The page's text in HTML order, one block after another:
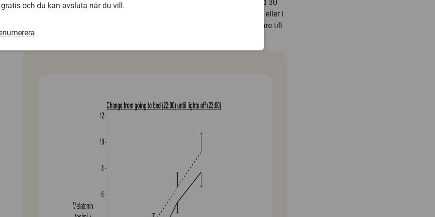
­ – Användningen av tyngtäcke ökade halten av melatonin i saliven med 30
procent. Dock såg vi inga skillnader i nivåerna av oxytocin eller kortisol eller i
aktivitet i det sympatiska nervsystemet, säger Elisa Meth, förstaförfattare till
studien och
gratis och du kan avsluta när du vill.